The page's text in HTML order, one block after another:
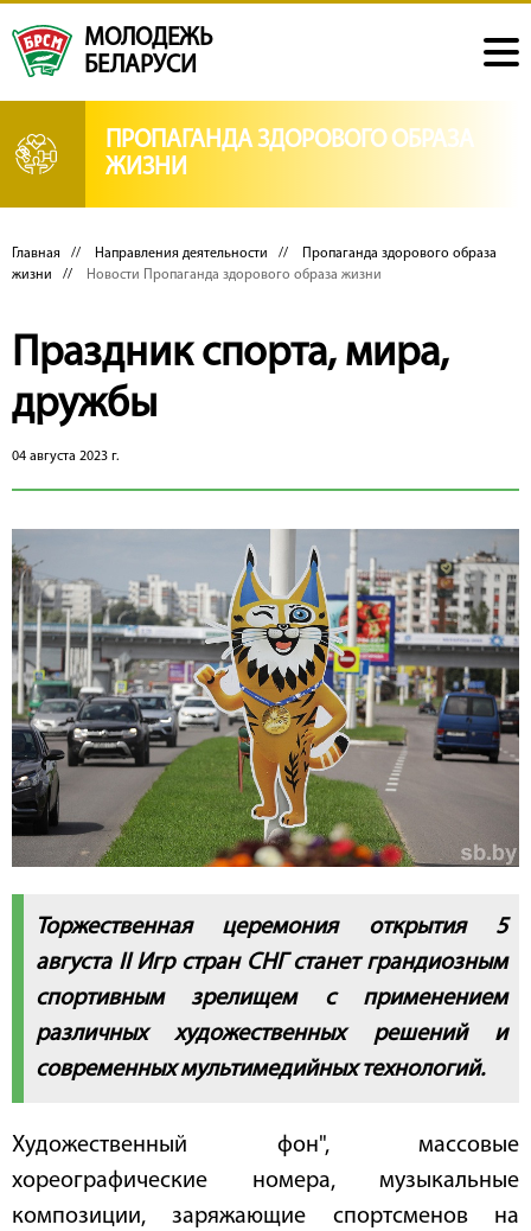
МОЛОДЕЖЬ
БЕЛАРУСИ
ПРОПАГАНДА ЗДОРОВОГО ОБРАЗА
ЖИЗНИ
Главная // Направления деятельности //
Пропаганда здорового образа
жизни // Новости Пропаганда здорового образа жизни
Праздник спорта, мира,
дружбы
04 августа 2023 г.
Торжественная церемония открытия 5
августа II Игр стран СНГ станет грандиозным
спортивным зрелищем с применением
различных художественных решений и
современных мультимедийных технологий.
Художественный фон", массовые
хореографические номера, музыкальные
композиции, заряжающие спортсменов на